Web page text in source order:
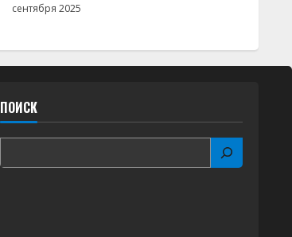
сентября 2025
ПОИСК